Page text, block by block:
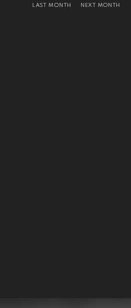
PHOTO
LAST MONTH NEXT MONTH